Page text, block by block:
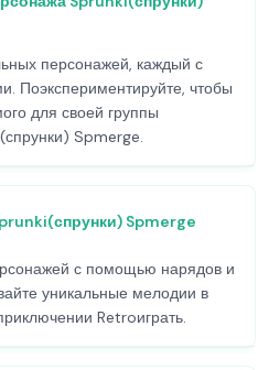
персонажей, каждый с
Поэкспериментируйте, чтобы
для своей группы
Spmerge.
Spmerge
с помощью нарядов и
уникальные мелодии в
Retroиграть.